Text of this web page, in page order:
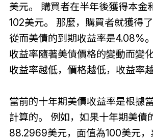
美元。 購買者在半年後獲得本金
102美元。 那麼，購買者就獲得了
從而美債的到期收益率是4.08%
收益率隨著美債價格的變動而變
收益率越低，價格越低，收益率越
當前的十年期美債收益率是根據
計算的。 例如，如果十年期美債
88.2969美元，面值為100美元，